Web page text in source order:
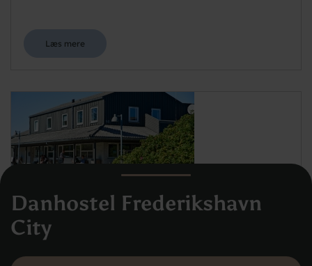
Danhostel Frederikshavn
City
Læs mere
Danhostel Aalborg
Skydebanevej 50, 9000 Aalborg